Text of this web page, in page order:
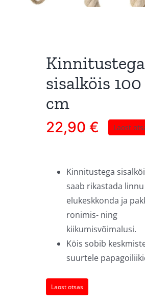
Kinnitustega
sisalköis
cm
22,90 € Laost
Kinnitustega
saab rikastada linnu
elukeskkonda ja
ronimis- ning
kiikumisvõimalusi.
Köis sobib
suurtele
Laost otsas